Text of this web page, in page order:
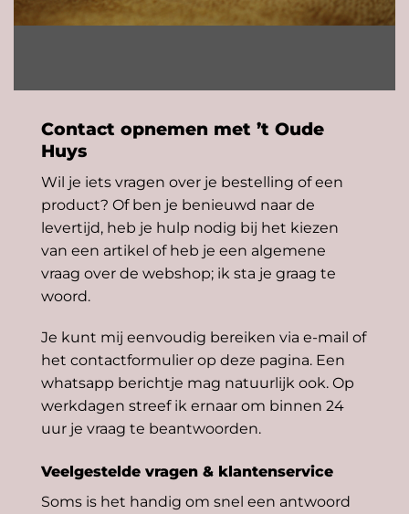
Contact opnemen met ’t Oude
Huys
Wil je iets vragen over je bestelling of een
product? Of ben je benieuwd naar de
levertijd, heb je hulp nodig bij het kiezen
van een artikel of heb je een algemene
vraag over de webshop; ik sta je graag te
woord.
Je kunt mij eenvoudig bereiken via e-mail of
het contactformulier op deze pagina. Een
whatsapp berichtje mag natuurlijk ook. Op
werkdagen streef ik ernaar om binnen 24
uur je vraag te beantwoorden.
Veelgestelde vragen & klantenservice
Soms is het handig om snel een antwoord